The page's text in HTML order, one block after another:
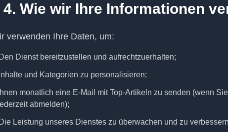
4. Wie wir Ihre Informationen
verwenden Ihre Daten, um:
Den Dienst bereitzustellen und aufrechtzuerhalten;
Inhalte und Kategorien zu personalisieren;
Ihnen monatlich eine E-Mail mit Top-Artikeln zu senden (wenn
abmelden);
Die Leistung unseres Dienstes zu überwachen und zu